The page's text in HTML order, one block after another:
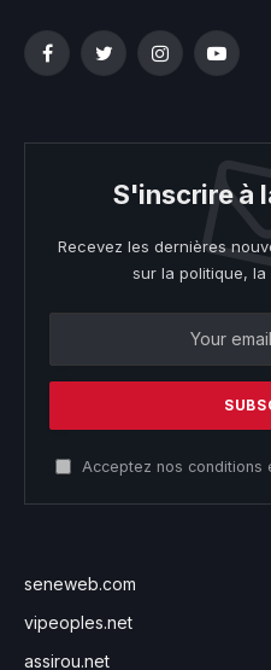
FacebookTwitterInstagram
S'inscrire à
Recevez les dernières
sur la politique, la
Acceptez nos conditions
seneweb.com
vipeoples.net
assirou.net